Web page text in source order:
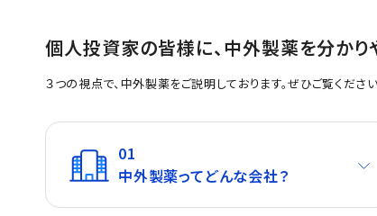
個人投資家の皆様に、中外製薬を分かり
３つの視点で、中外製薬をご説明しております。ぜひご覧ください
01
中外製薬ってどんな会社？